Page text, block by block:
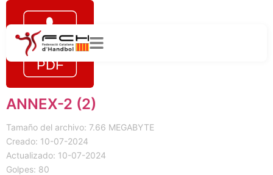
ANNEX-2 (2)
Tamaño del archivo: 7.66 MEGABYTE
Creado: 10-07-2024
Actualizado: 10-07-2024
Golpes: 80